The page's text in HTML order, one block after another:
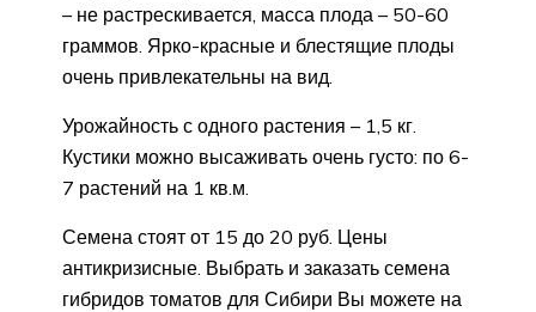
– не растрескивается, масса плода – 50-60
граммов. Ярко-красные и блестящие плоды
очень привлекательны на вид.
Урожайность с одного растения – 1,5 кг.
Кустики можно высаживать очень густо: по 6-
7 растений на 1 кв.м.
Семена стоят от 15 до 20 руб. Цены
антикризисные. Выбрать и заказать семена
гибридов томатов для Сибири Вы можете на